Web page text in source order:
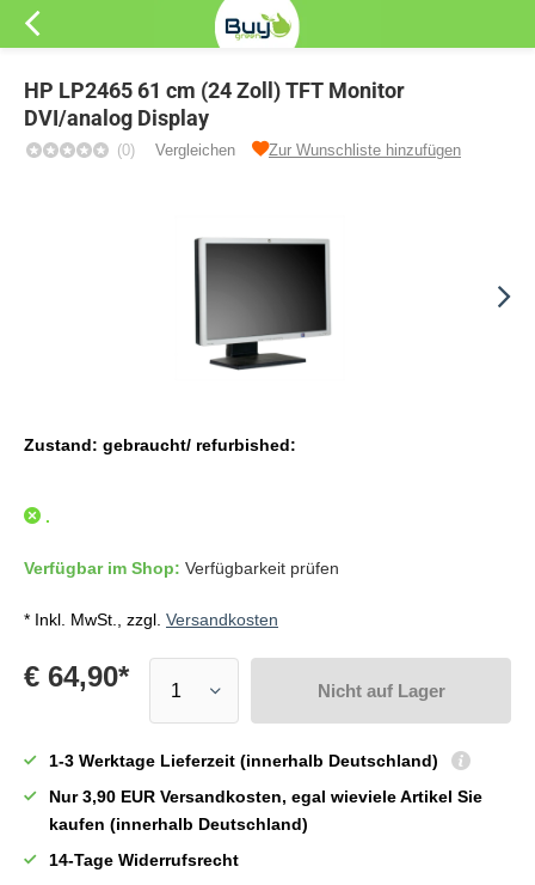
HP LP2465 61 cm (24 Zoll) TFT Monitor
DVI/analog Display
(0) Vergleichen Zur Wunschliste hinzufügen
Zustand: gebraucht/ refurbished:
.
Verfügbar im Shop: Verfügbarkeit prüfen
* Inkl. MwSt., zzgl. Versandkosten
€ 64,90* Nicht auf Lager
1-3 Werktage Lieferzeit (innerhalb Deutschland)
Nur 3,90 EUR Versandkosten, egal wieviele Artikel Sie
kaufen (innerhalb Deutschland)
14-Tage Widerrufsrecht